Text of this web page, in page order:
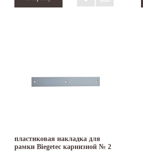
пластиковая накладка для
рамки Biegetec карнизной № 2